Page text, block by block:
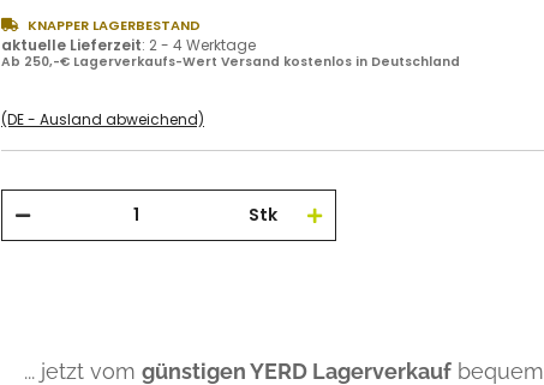
KNAPPER LAGERBESTAND
aktuelle Lieferzeit: 2 - 4 Werktage
Ab 250,-€ Lagerverkaufs-Wert Versand kostenlos in Deutschland
(DE - Ausland abweichend)
Stk
... jetzt vom günstigen YERD Lagerverkauf bequem